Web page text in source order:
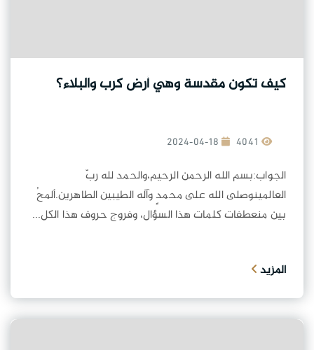
كيف تكون مقدسة وهي أرض كرب والبلاء؟
2024-04-18
الجواب:بسم الله الرحمن الرحيم،والحمد لله ربّ
العالمينوصلى الله على محمدٍ وآله الطيبين الطاهرين.ألمحُ
بين منعطفات كلمات هذا السؤال، وفروج حروف هذا الكل...
المزيد